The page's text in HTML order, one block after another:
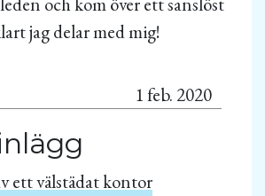
jag delar med mig!
1 feb. 2020
ett välstädat kontor